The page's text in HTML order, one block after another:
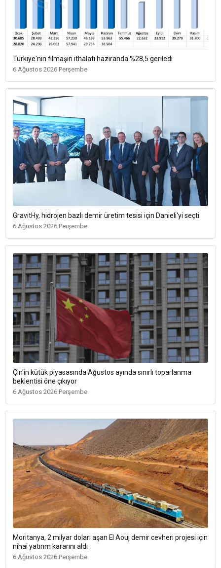
Türkiye'nin filmaşin ithalatı haziranda %28,5 geriledi
6 Ağustos 2026 Perşembe
GravitHy, hidrojen bazlı demir üretim tesisi için Danieli'yi seçti
6 Ağustos 2026 Perşembe
Çin'in kütük piyasasında Ağustos ayında sınırlı toparlanma
beklentisi öne çıkıyor
6 Ağustos 2026 Perşembe
Moritanya, 2 milyar doları aşan El Aouj demir cevheri projesi için
nihai yatırım kararını aldı
6 Ağustos 2026 Perşembe